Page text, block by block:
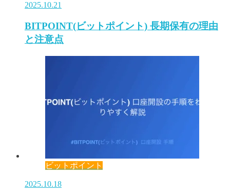
2025.10.21
BITPOINT(ビットポイント) 長期保有の理由
と注意点
ビットポイント
2025.10.18